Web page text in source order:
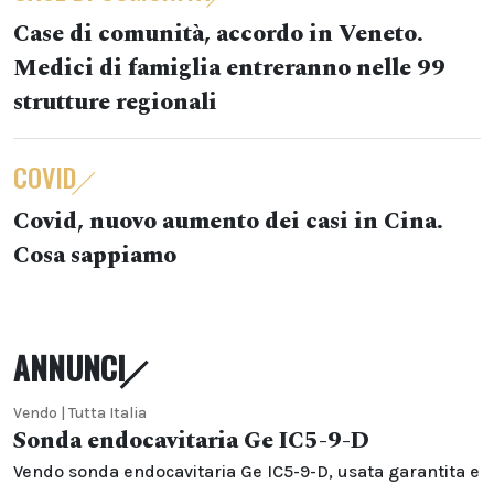
Case di comunità, accordo in Veneto.
Medici di famiglia entreranno nelle 99
strutture regionali
COVID
Covid, nuovo aumento dei casi in Cina.
Cosa sappiamo
ANNUNCI
Vendo | Tutta Italia
Sonda endocavitaria Ge IC5-9-D
Vendo sonda endocavitaria Ge IC5-9-D, usata garantita e